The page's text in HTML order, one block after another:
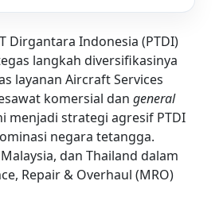
Dirgantara Indonesia (PTDI)
langkah diversifikasinya
layanan Aircraft Services
komersial dan general
menjadi strategi agresif PTDI
negara tetangga.
dan Thailand dalam
Repair & Overhaul (MRO)